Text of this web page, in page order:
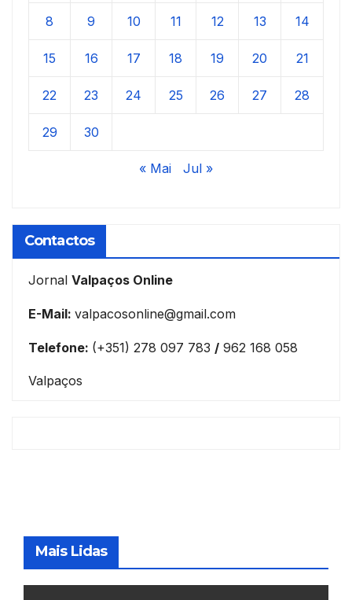
8 9 10 11 12 13 14
15 16 17 18 19 20 21
22 23 24 25 26 27 28
29 30
« Mai Jul »
Contactos
Jornal Valpaços Online
E-Mail: valpacosonline@gmail.com
Telefone: (+351) 278 097 783 / 962 168 058
Valpaços
Mais Lidas